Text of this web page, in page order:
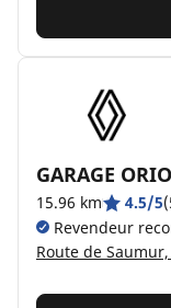
GARAGE
15.96 km 4.5/5
Revendeur
Route de Saumur,